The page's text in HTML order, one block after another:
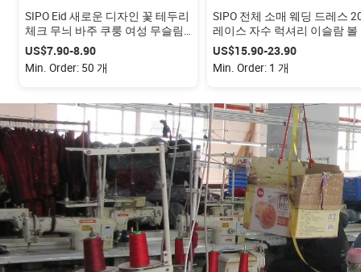
SIPO Eid 새로운 디자인 꽃 테두리
체크 무늬 바주 쿠룽 여성 무슬림
V 넥 디자인 도매 말레이시아 바주
쿠룽
US$7.90-8.90
Min. Order: 50 개
SIPO 전체 소매 웨딩 드레스
레이스 자수 럭셔리 이슬람 볼
운 겸손한 웨딩 드레스 사용자
의 말레이시아 Baju Kurung
US$15.90-23.90
Min. Order: 1 개